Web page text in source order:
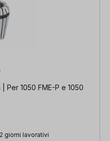
Per 1050 FME-P e 1050
giorni lavorativi